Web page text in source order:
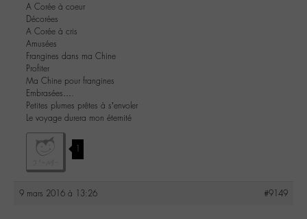
A Corée à coeur
Décorées
A Corée à cris
Amusées
Frangines dans ma Chine
Profiter
Ma Chine pour frangines
Embrasées….
Petites plumes prêtes à s’envoler
Le voyage durera mon éternité
1
9 mars 2016 à 13:26 #9149